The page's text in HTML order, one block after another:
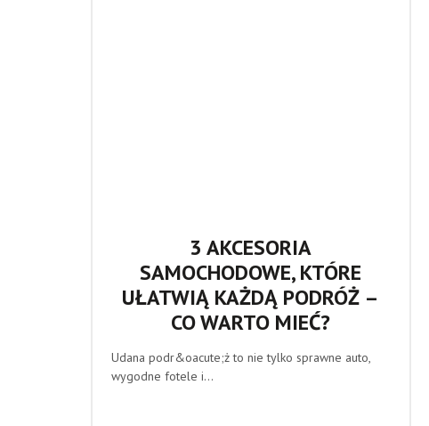
3 AKCESORIA
SAMOCHODOWE, KTÓRE
UŁATWIĄ KAŻDĄ PODRÓŻ –
CO WARTO MIEĆ?
Udana podr&oacute;ż to nie tylko sprawne auto,
wygodne fotele i...